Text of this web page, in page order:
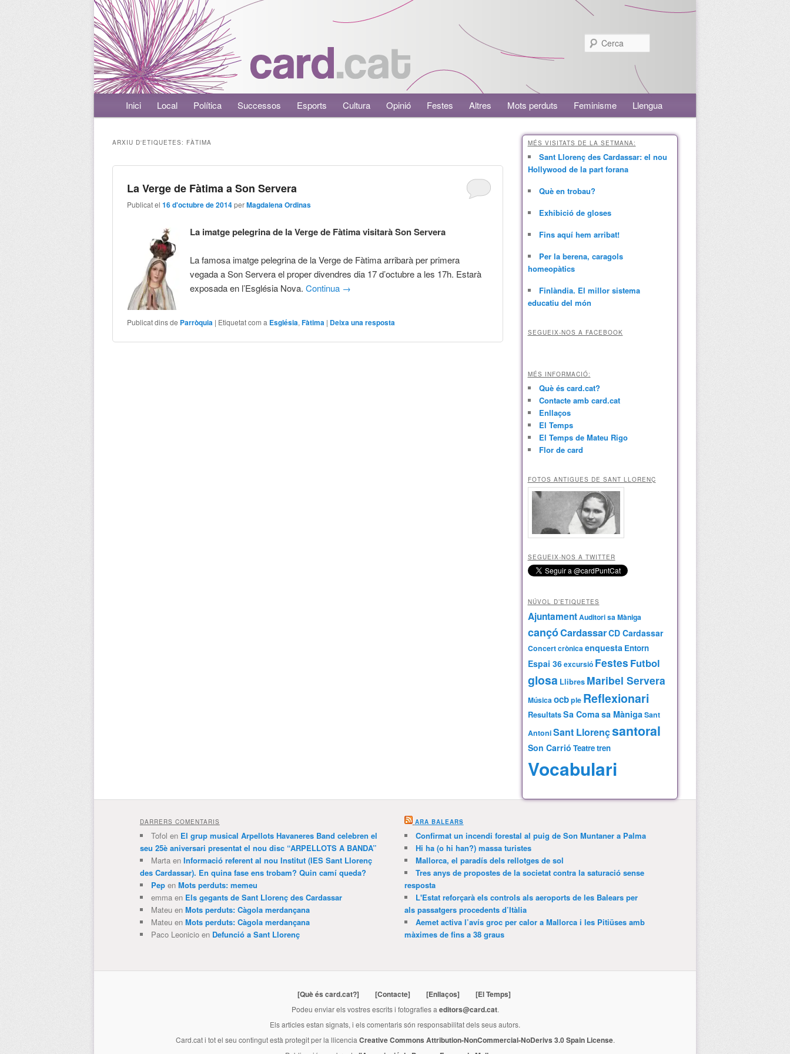
Menú principalAneu al contingut principal
Aneu al contingut secundari
Inici Local Política Successos Esports Cultura Opinió Festes Altres Mots perduts Feminisme Llengua
ARXIU D'ETIQUETES: FÀTIMA
La Verge de Fàtima a Son Servera
Publicat el16 d'octubre de 2014perMagdalena Ordinas
La imatge pelegrina de la Verge de Fàtima visitarà Son Servera
La famosa imatge pelegrina de la Verge de Fàtima arribarà per primera
vegada a Son Servera el proper divendres dia 17 d’octubre a les 17h. Estarà
exposada en l’Església Nova.Continua →
Publicat dins de Parròquia | Etiquetat com a Església,Fàtima | Deixa una resposta
MÉS VISITATS DE LA SETMANA:
Sant Llorenç des Cardassar: el nou
Hollywood de la part forana
Què en trobau?
Exhibició de gloses
Fins aquí hem arribat!
Per la berena, caragols
homeopàtics
Finlàndia. El millor sistema
educatiu del món
SEGUEIX-NOS A FACEBOOK
MÉS INFORMACIÓ:
Què és card.cat?
Contacte amb card.cat
Enllaços
El Temps
El Temps de Mateu Rigo
Flor de card
FOTOS ANTIGUES DE SANT LLORENÇ
SEGUEIX-NOS A TWITTER
NÚVOL D’ETIQUETES
AjuntamentAuditori sa Màniga
cançóCardassarCD Cardassar
Concertcrònicaenquesta Entorn
Espai 36excursió Festes Futbol
glosa Llibres Maribel Servera
Músicaocbple Reflexionari
ResultatsSa Comasa MànigaSant
AntoniSant Llorençsantoral
Son Carrió Teatretren
Vocabulari
DARRERS COMENTARIS
Tofol en El grup musical Arpellots Havaneres Band celebren el
seu 25è aniversari presentat el nou disc “ARPELLOTS A BANDA”
Martaen Informació referent al nou Institut (IES Sant Llorenç
des Cardassar). En quina fase ens trobam? Quin camí queda?
Pepen Mots perduts: memeu
emmaen Els gegants de Sant Llorenç des Cardassar
Mateuen Mots perduts: Càgola merdançana
Mateuen Mots perduts: Càgola merdançana
Paco Leonicioen Defunció a Sant Llorenç
ARA BALEARS
Confirmat un incendi forestal al puig de Son Muntaner a Palma
Hi ha (o hi han?) massa turistes
Mallorca, el paradís dels rellotges de sol
Tres anys de propostes de la societat contra la saturació sense
resposta
L'Estat reforçarà els controls als aeroports de les Balears per
als passatgers procedents d’Itàlia
Aemet activa l’avís groc per calor a Mallorca i les Pitiüses amb
màximes de fins a 38 graus
[Què és card.cat?] [Contacte] [Enllaços] [El Temps]
Podeu enviar els vostres escrits i fotografies a editors@card.cat.
Els articles estan signats, i els comentaris són responsabilitat dels seus autors.
Card.cati tot el seu contingut està protegit per la llicencia Creative Commons Attribution-NonCommercial-NoDerivs 3.0 Spain License.